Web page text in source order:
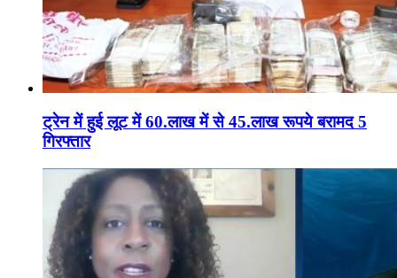
ट्रेन में हुई लूट में 60.लाख में से 45.लाख रूपये बरामद 5
गिरफ्तार